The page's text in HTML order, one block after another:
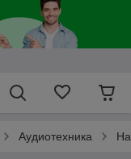
Аудиотехника